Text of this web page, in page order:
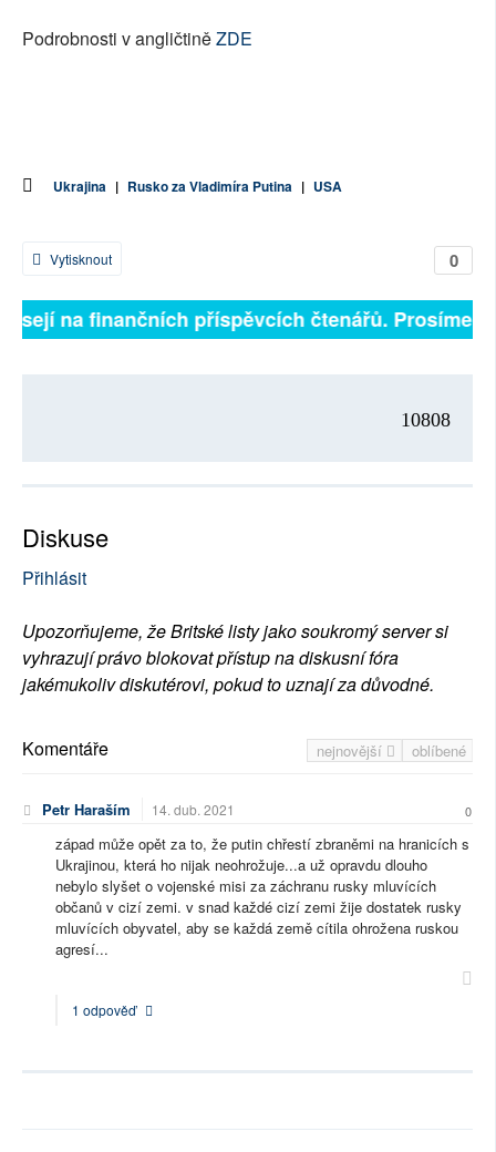
Podrobnosti v angličtiněZDE
Ukrajina | Rusko za Vladimíra Putina | USA
0
Vytisknout
na finančních příspěvcích čtenářů. Prosíme,
10808
Diskuse
Přihlásit
Upozorňujeme, že Britské listy jako soukromý server si
vyhrazují právo blokovat přístup na diskusní fóra
jakémukoliv diskutérovi, pokud to uznají za důvodné.
nejnovější oblíbené
Komentáře
Petr Haraším 14. dub. 2021 0
západ může opět za to, že putin chřestí zbraněmi na hranicích s
Ukrajinou, která ho nijak neohrožuje...a už opravdu dlouho
nebylo slyšet o vojenské misi za záchranu rusky mluvících
občanů v cizí zemi. v snad každé cizí zemi žije dostatek rusky
mluvících obyvatel, aby se každá země cítila ohrožena ruskou
agresí...
1 odpověď